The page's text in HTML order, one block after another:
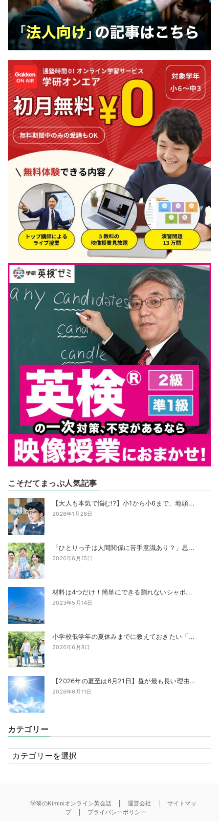
こそだてまっぷ人気記事
【大人も本気で悩む!?】小1から小6まで、地頭...
2026年1月26日
「ひとりっ子は人間関係に苦手意識あり？」思...
2026年6月15日
材料は4つだけ！簡単にできる割れないシャボ...
2023年5月14日
小学校低学年の夏休みまでに教えておきたい「...
2026年6月8日
【2026年の夏至は6月21日】昼が最も長い理由...
2026年6月11日
カテゴリー
カ
テ
学研のKiminiオンライン英会話 運営会社
サイトマッ
プ
プライバシーポリシー